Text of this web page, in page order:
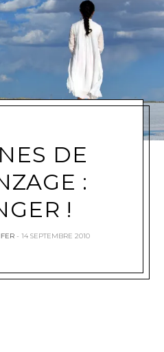
DE
:
!
14 SEPTEMBRE 2010